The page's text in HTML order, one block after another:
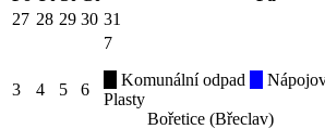
27 28 29 30 31
3 4 5 6
7
Komunální odpad
Plasty
Bořetice (Břeclav)